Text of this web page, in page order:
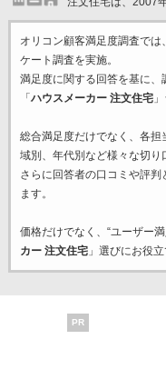
オリコン顧客満足度調査で
ケート調査を実施。
満足度に関する回答を基に、
「ハウスメーカー 注文住宅」
総合満足度だけでなく、各
域別、年代別など様々な切り
さらに回答者の口コミや評
ます。
価格だけでなく、“ユーザー
カー 注文住宅」選びにお役立
PR